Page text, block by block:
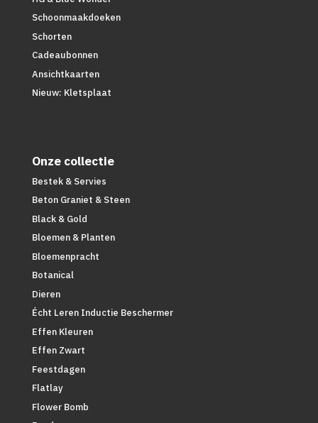
Schoonmaakdoeken
Schorten
Cadeaubonnen
Ansichtkaarten
Nieuw: Kletsplaat
Onze collectie
Bestek & Servies
Beton Graniet & Steen
Black & Gold
Bloemen & Planten
Bloemenpracht
Botanical
Dieren
Écht Leren Inductie Beschermer
Effen Kleuren
Effen Zwart
Feestdagen
Flatlay
Flower Bomb